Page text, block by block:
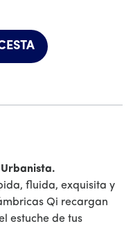
fluida, exquisita y
Qi recargan
estuche de tus